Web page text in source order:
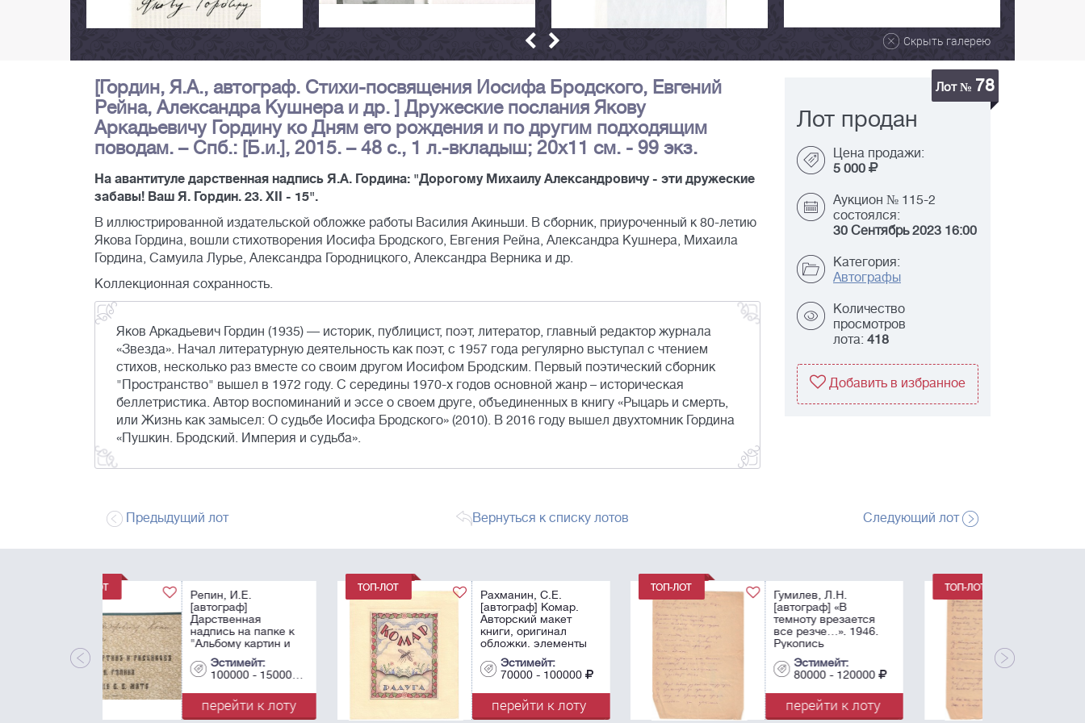
Скрыть галерею
[Гордин, Я.А., автограф. Стихи-посвящения Иосифа Бродского, Евгений
Рейна, Александра Кушнера и др. ] Дружеские послания Якову
Аркадьевичу Гордину ко Дням его рождения и по другим подходящим
поводам. – Спб.: [Б.и.], 2015. – 48 с., 1 л.-вкладыш; 20x11 см. - 99 экз.
На авантитуле дарственная надпись Я.А. Гордина: "Дорогому Михаилу Александровичу - эти дружеские
забавы! Ваш Я. Гордин. 23. XII - 15".
В иллюстрированной издательской обложке работы Василия Акиньши. В сборник, приуроченный к 80-летию
Якова Гордина, вошли стихотворения Иосифа Бродского, Евгения Рейна, Александра Кушнера, Михаила
Гордина, Самуила Лурье, Александра Городницкого, Александра Верника и др.
Коллекционная сохранность.
Яков Аркадьевич Гордин (1935) — историк, публицист, поэт, литератор, главный редактор журнала
«Звезда». Начал литературную деятельность как поэт, с 1957 года регулярно выступал с чтением
стихов, несколько раз вместе со своим другом Иосифом Бродским. Первый поэтический сборник
"Пространство" вышел в 1972 году. С середины 1970-х годов основной жанр – историческая
беллетристика. Автор воспоминаний и эссе о своем друге, объединенных в книгу «Рыцарь и смерть,
или Жизнь как замысел: О судьбе Иосифа Бродского» (2010). В 2016 году вышел двухтомник Гордина
«Пушкин. Бродский. Империя и судьба».
Лот № 78
Лот продан
Цена продажи:
5 000
Аукцион № 115-2
состоялся:
30 Сентябрь 2023 16:00
Категория:
Автографы
Количество
просмотров
лота: 418
Добавить в избранное
Предыдущий лот Вернуться к списку лотов Следующий лот
Авторский макет
книги, оригинал
обложки. элементы
Рисунки и текст
выполнен вручную.
1920-е.
70000 - 100000
перейти к лоту
Гумилев, Л.Н.
[автограф] «В
темноту врезается
все резче…». 1946.
Рукопись
стихотворения. - 1 л.;
22,6х16 см.
80000 - 120000
перейти к лоту
Гумилев, Л.Н.
[автограф] «Тот день
придет, когда –
бездомник, гость…».
стихотворения. - 1 л.;
22,6х16 см.
80000 - 120000
перейти к лоту